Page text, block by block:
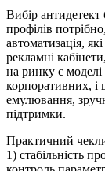
Вибір антидетект
профілів
автоматизація,
рекламні
на ринку є
корпоративних, і
емулювання,
підтримки.
Практичний
1) стабільність